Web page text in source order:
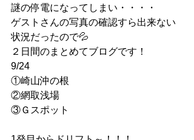
謎の停電になってしまい・・・・
ゲストさんの写真の確認すら出来ない
状況だったので💦
２日間のまとめてブログです！
9/24
①崎山沖の根
②網取浅場
③Ｇスポット